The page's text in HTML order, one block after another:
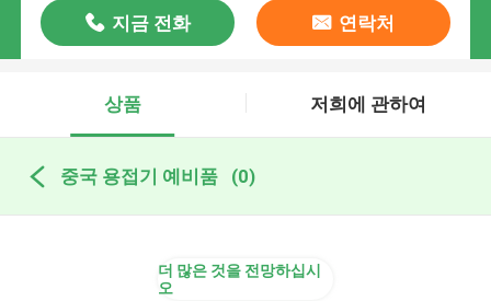
지금 전화 연락처
상품 저희에 관하여
중국 용접기 예비품 (0)
더 많은 것을 전망하십시
오